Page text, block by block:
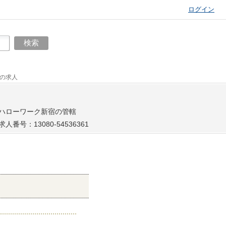
ログイン
求人
ローワーク新宿の管轄
人番号：13080-54536361